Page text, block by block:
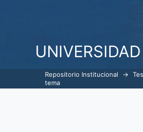
Repositorio Institucional →
tema